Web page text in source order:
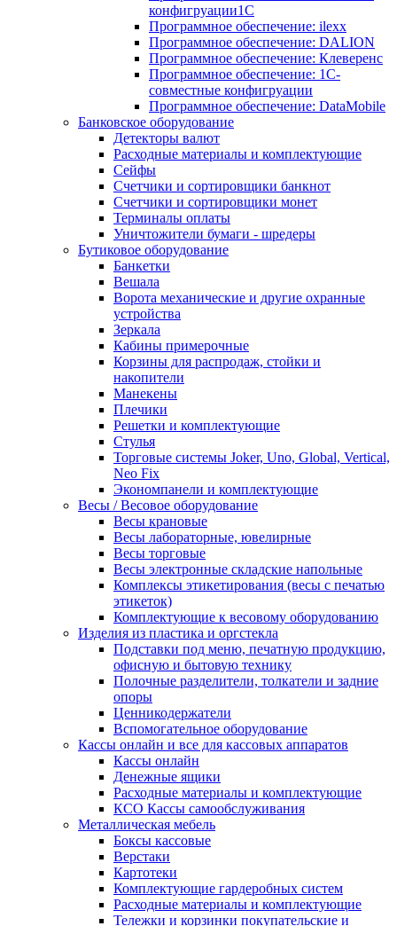
конфигруации1С
Программное обеспечение: ilexx
Программное обеспечение: DALION
Программное обеспечение: Клеверенс
Программное обеспечение: 1С-
совместные конфигруации
Программное обеспечение: DataMobile
Банковское оборудование
Детекторы валют
Расходные материалы и комплектующие
Сейфы
Счетчики и сортировщики банкнот
Счетчики и сортировщики монет
Терминалы оплаты
Уничтожители бумаги - шредеры
Бутиковое оборудование
Банкетки
Вешала
Ворота механические и другие охранные
устройства
Зеркала
Кабины примерочные
Корзины для распродаж, стойки и
накопители
Манекены
Плечики
Решетки и комплектующие
Стулья
Торговые системы Joker, Uno, Global, Vertical,
Neo Fix
Экономпанели и комплектующие
Весы / Весовое оборудование
Весы крановые
Весы лабораторные, ювелирные
Весы торговые
Весы электронные складские напольные
Комплексы этикетирования (весы с печатью
этикеток)
Комплектующие к весовому оборудованию
Изделия из пластика и оргстекла
Подставки под меню, печатную продукцию,
офисную и бытовую технику
Полочные разделители, толкатели и задние
опоры
Ценникодержатели
Вспомогательное оборудование
Кассы онлайн и все для кассовых аппаратов
Кассы онлайн
Денежные ящики
Расходные материалы и комплектующие
КСО Кассы самообслуживания
Металлическая мебель
Боксы кассовые
Верстаки
Картотеки
Комплектующие гардеробных систем
Расходные материалы и комплектующие
Тележки и корзинки покупательские и